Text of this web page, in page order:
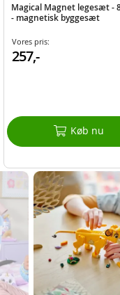
Magical Magnet legesæt -
- magnetisk byggesæt
Vores pris:
257,-
Køb nu